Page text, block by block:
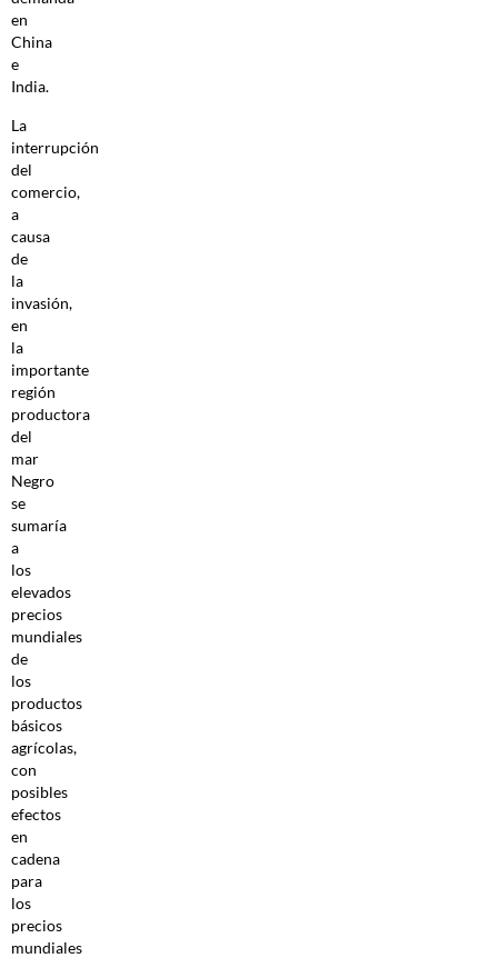
en
China
e
India.
La
interrupción
del
comercio,
a
causa
de
la
invasión,
en
la
importante
región
productora
del
mar
Negro
se
sumaría
a
los
elevados
precios
mundiales
de
los
productos
básicos
agrícolas,
con
posibles
efectos
en
cadena
para
los
precios
mundiales